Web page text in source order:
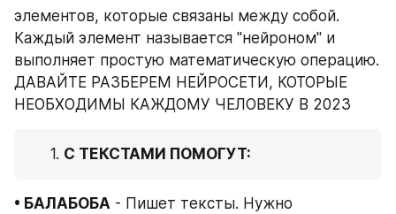
элементов, которые связаны между собой.
Каждый элемент называется "нейроном" и
выполняет простую математическую операцию.
ДАВАЙТЕ РАЗБЕРЕМ НЕЙРОСЕТИ, КОТОРЫЕ
НЕОБХОДИМЫ КАЖДОМУ ЧЕЛОВЕКУ В 2023
С ТЕКСТАМИ ПОМОГУТ:
• БАЛАБОБА - Пишет тексты. Нужно